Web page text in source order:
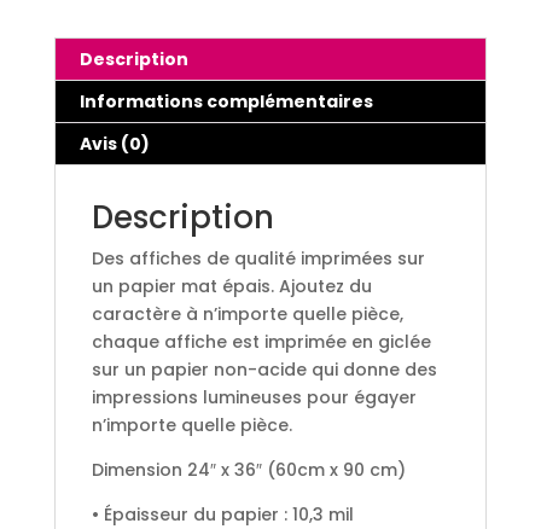
(60
90
Description
Informations complémentaires
Avis (0)
Description
Des affiches de qualité imprimées sur
un papier mat épais. Ajoutez du
caractère à n’importe quelle pièce,
chaque affiche est imprimée en giclée
sur un papier non-acide qui donne des
impressions lumineuses pour égayer
n’importe quelle pièce.
Dimension 24″ x 36″ (60cm x 90 cm)
• Épaisseur du papier : 10,3 mil